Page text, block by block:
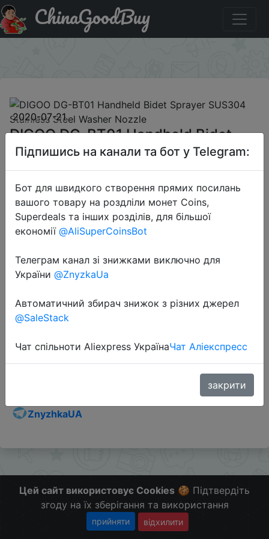
Код на знижку BGJULY086 DIGOO DG-BT01 Handheld
Bidet Sprayer SUS304 Stainless Steel Washer Nozzle
ChinaGoodBuy
2020-07-21
DIGOO DG-BT01 Handheld Bidet
Sprayer SUS304 Stainless Steel
Washer Nozzle
$19.99
Промокод:"BGJULY086"
Слідкуйте за знижками на мобільному, в телеграм
ZnyzhkaUA
Цей сайт використовує Cookies 🍪 Підтвердіть
згоду на їх зберігання та використання
прийняти відхилити
Підпишись на канали та бот у Telegram:
Бот для швидкого створення прямих посилань
вашого товару на роздліли монет Coins,
Superdeals та інших розділів, для більшої
економії @AliSuperCoinsBot
Телеграм канал зі знижками виключно для
України @ZnyzkaUa
Автоматичний збирач знижок з різних джерел
@SaleStack
Чат спільноти Aliexpress УкраїнаЧат Аліекспресс
закрити